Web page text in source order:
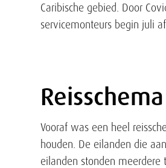
Caribische gebied. Door
servicemonteurs begin juli
Tekst
Reisschema
Vooraf was een heel
houden. De eilanden die
eilanden stonden meerdere